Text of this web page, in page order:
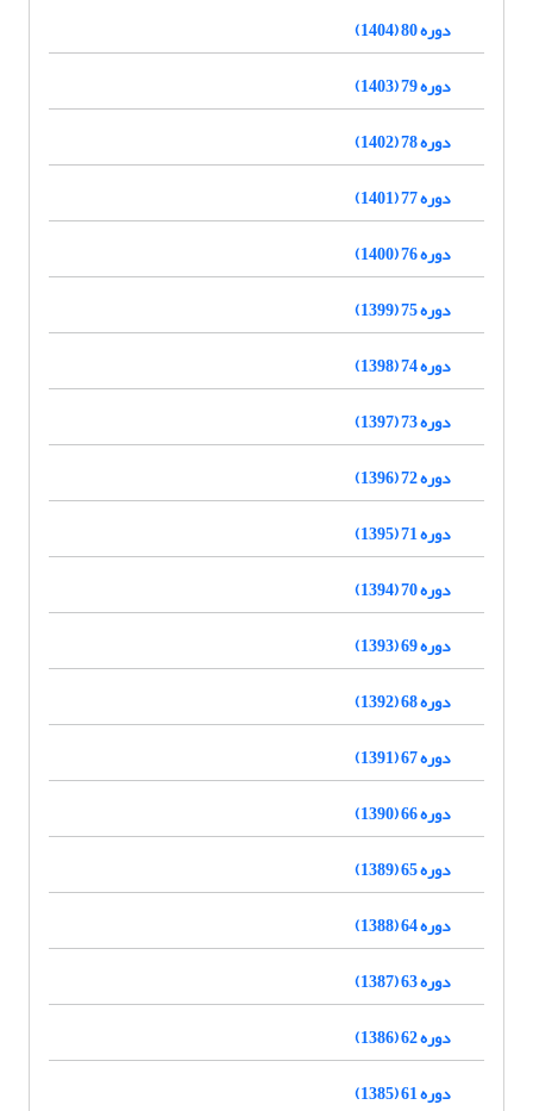
دوره 80 (1404)
دوره 79 (1403)
دوره 78 (1402)
دوره 77 (1401)
دوره 76 (1400)
دوره 75 (1399)
دوره 74 (1398)
دوره 73 (1397)
دوره 72 (1396)
دوره 71 (1395)
دوره 70 (1394)
دوره 69 (1393)
دوره 68 (1392)
دوره 67 (1391)
دوره 66 (1390)
دوره 65 (1389)
دوره 64 (1388)
دوره 63 (1387)
دوره 62 (1386)
دوره 61 (1385)